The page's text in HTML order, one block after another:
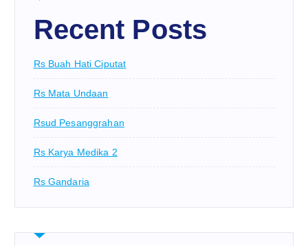
Recent Posts
Rs Buah Hati Ciputat
Rs Mata Undaan
Rsud Pesanggrahan
Rs Karya Medika 2
Rs Gandaria